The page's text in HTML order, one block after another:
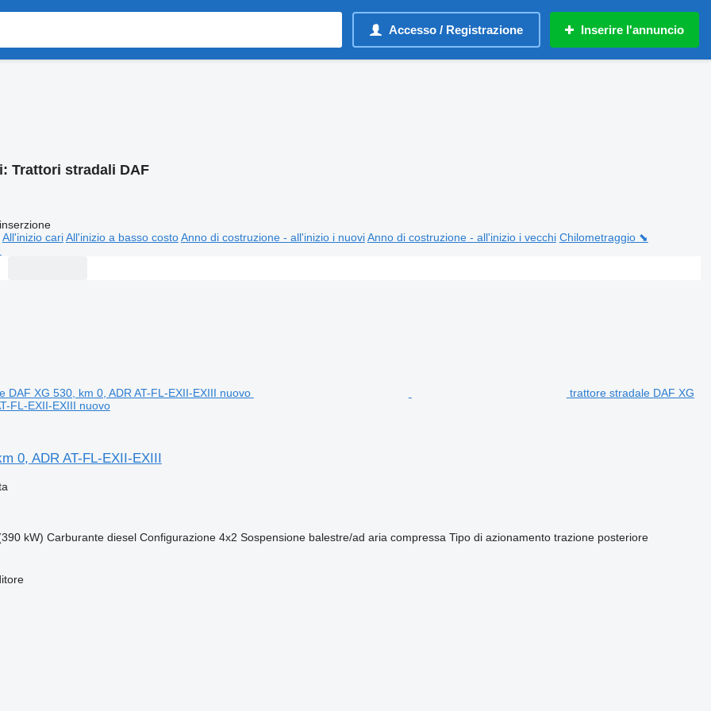
Accesso / Registrazione Inserire l'annuncio
Trattori stradali DAF
All'inizio cari All'inizio a basso costo Anno di costruzione - all'inizio i nuovi Anno di costruzione - all'inizio i vecchi Chilometraggio ⬊
trattore stradale DAF XG
FL-EXII-EXIII nuovo
0, ADR AT-FL-EXII-EXIII
kW) Carburante diesel Configurazione 4x2 Sospensione balestre/ad aria compressa Tipo di azionamento trazione posteriore